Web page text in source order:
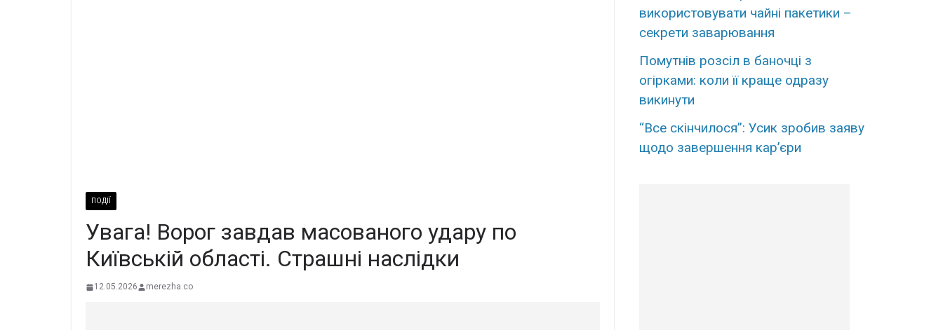
ПОДІЇ
Увага! Ворог завдав масованого удаpу по
Київській області. Страшні наслідки
12.05.2026 merezha.co
використовувати чайні пакетики –
секрети заварювання
Помутнів розсіл в баночці з
огірками: коли її краще одразу
викинути
“Все скінчилося”: Усик зробив заяву
щодо завершення кар’єри